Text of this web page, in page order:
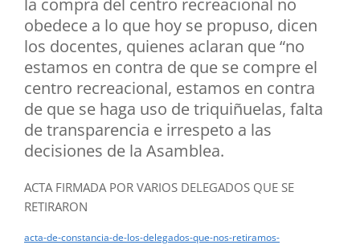
la compra del centro recreacional no
obedece a lo que hoy se propuso, dicen
los docentes, quienes aclaran que “no
estamos en contra de que se compre el
centro recreacional, estamos en contra
de que se haga uso de triquiñuelas, falta
de transparencia e irrespeto a las
decisiones de la Asamblea.
ACTA FIRMADA POR VARIOS DELEGADOS QUE SE
RETIRARON
acta-de-constancia-de-los-delegados-que-nos-retiramos-